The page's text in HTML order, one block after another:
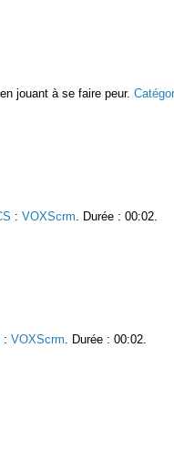
jouant à se faire peur.
: VOXScrm . Durée : 00:02.
: VOXScrm . Durée : 00:02.